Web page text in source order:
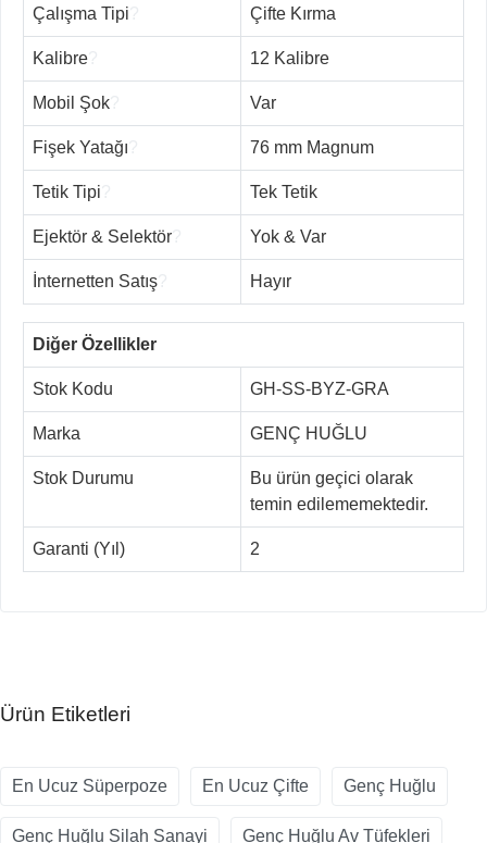
Çalışma Tipi Çifte Kırma
Kalibre 12 Kalibre
Mobil Şok Var
Fişek Yatağı 76 mm Magnum
Tetik Tipi Tek Tetik
Ejektör & Selektör Yok & Var
İnternetten Satış Hayır
Diğer Özellikler
Stok Kodu GH-SS-BYZ-GRA
Marka GENÇ HUĞLU
Stok Durumu
Bu ürün geçici olarak
temin edilememektedir.
Garanti (Yıl) 2
Ürün Etiketleri
En Ucuz Süperpoze En Ucuz Çifte Genç Huğlu
Genç Huğlu Silah Sanayi Genç Huğlu Av Tüfekleri